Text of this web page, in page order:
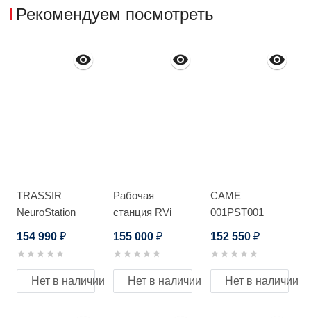
Рекомендуем посмотреть
TRASSIR
NeuroStation
154 990 ₽
Нет в наличии
Рабочая
станция RVi
Оператор ECO
155 000₽
Нет в наличии
CAME
001PST001
152 550 ₽
Нет в наличии